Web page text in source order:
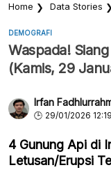
Home Data Stories
DEMOGRAFI
Waspada!
(Kamis, 29
Irfan
29/01/2026
4 Gunung Api di
Letusan/Erupsi